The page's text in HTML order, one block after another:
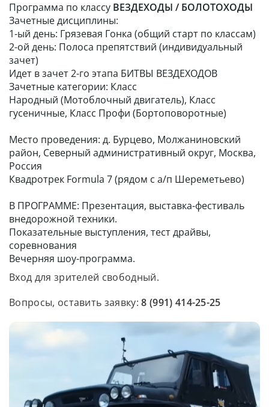
Программа по классу ВЕЗДЕХОДЫ / БОЛОТОХОДЫ
Зачетные дисциплины:
1-ый день: Грязевая Гонка (общий старт по классам)
2-ой день: Полоса препятствий (индивидуальный
зачет)
​​​​​​​Идет в зачет 2-го этапа БИТВЫ ВЕЗДЕХОДОВ
Зачетные категории: Класс
Народный (Мотоблочный двигатель), Класс
гусеничные, ​​​​​​​Класс Профи (Бортоповоротные)
Место проведения: д. Бурцево, Молжаниновский
район,​​​​​​​ Северный административный округ, ​​​​​​​Москва,
Россия
​​​​​​Квадротрек Formula 7 (рядом с а/п Шереметьево)
​​​​​​​В ПРОГРАММЕ: Презентация, выставка-фестиваль
внедорожной техники.
Показательные выступления, тест драйвы,
соревнования
Вечерняя шоу-программа.
Вход для зрителей свободный.
Вопросы, оставить заявку:8 (991) 414-25-25